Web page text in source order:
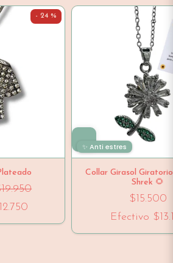
- 24 %
✨ Anti estres
Collar Girasol
Shrek 🌻
$15.500
Efectivo